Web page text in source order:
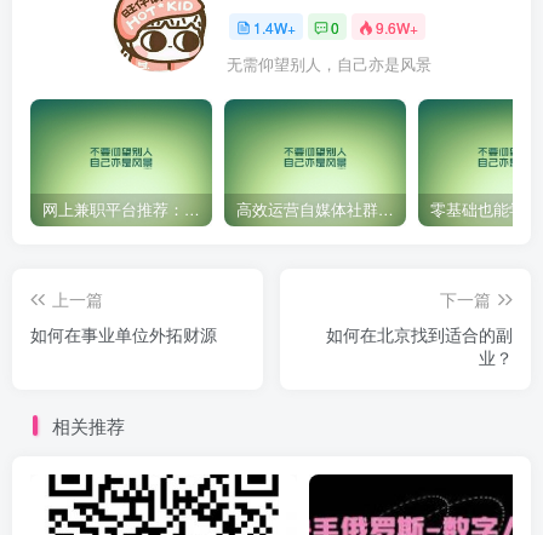
1.4W+ 0 9.6W+
无需仰望别人，自己亦是风景
网上兼职平台推荐：国外网赚任务！ 高效运营自媒体社群，让内容更有价值！
上一篇
如何在事业单位外拓财源
下一篇
如何在北京找到适合的副
业？
相关推荐